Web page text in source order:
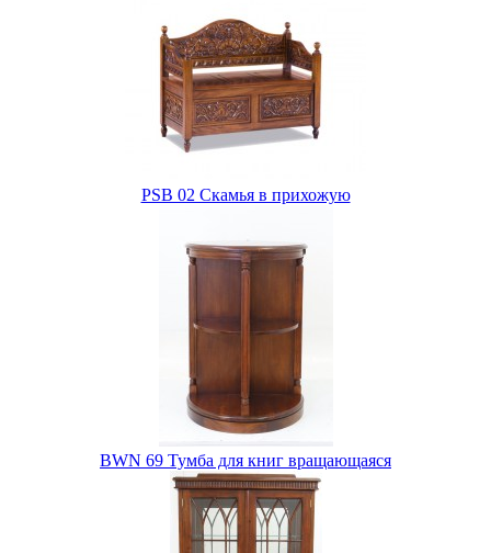
PSB 02 Скамья в прихожую
BWN 69 Тумба для книг вращающаяся